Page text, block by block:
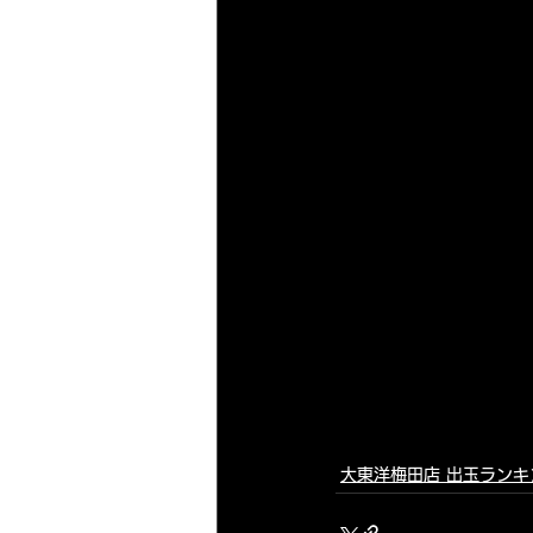
大東洋梅田店 出玉ランキ